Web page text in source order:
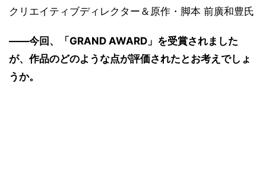
クリエイティブディレクター＆原作・脚本 前廣和豊氏
――今回、「GRAND AWARD」を受賞されました
が、作品のどのような点が評価されたとお考えでしょ
うか。